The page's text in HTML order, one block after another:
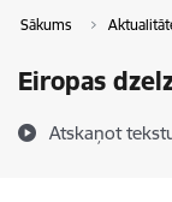
Sākums
Eiropas
Atskaņot